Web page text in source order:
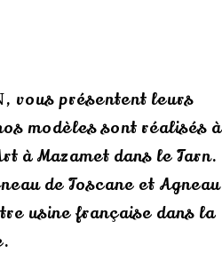
, vous présentent leurs
modèles sont réalisés à
à Mazamet dans le Tarn.
de Toscane et Agneau
usine française dans la